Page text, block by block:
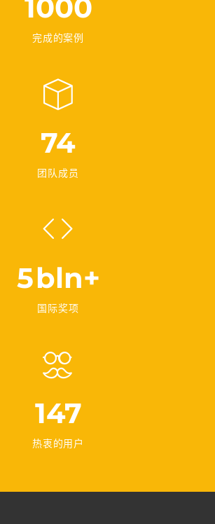
1000
完成的案例
74
团队成员
5bln+
国际奖项
147
热衷的用户